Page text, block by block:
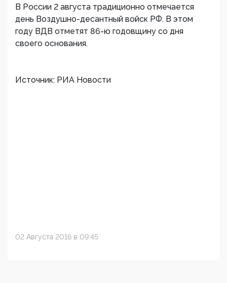
В России 2 августа традиционно отмечается
день Воздушно-десантный войск РФ. В этом
году ВДВ отметят 86-ю годовщину со дня
своего основания.
Источник: РИА Новости
02 Августа 2016 в 09:45